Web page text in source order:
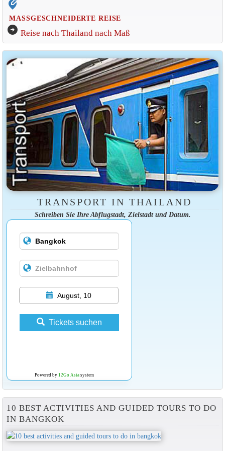
edit_location_alt
MASSGESCHNEIDERTE REISE
arrow_circle_right Reise nach Thailand nach Maß
TRANSPORT IN THAILAND
Schreiben Sie Ihre Abflugstadt, Zielstadt und Datum.
August, 10
Tickets suchen
Powered by 12Go Asiasystem
10 BEST ACTIVITIES AND GUIDED TOURS TO DO
IN BANGKOK